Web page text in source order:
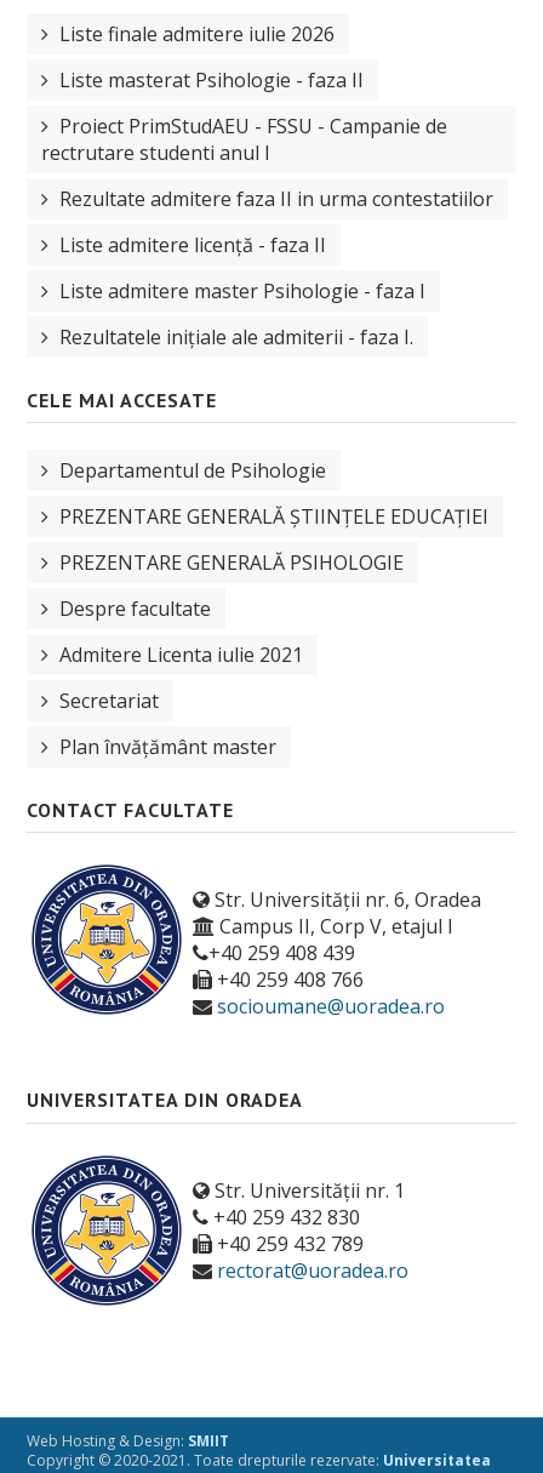
ADMITERE
Liste finale admitere iulie 2026
Liste masterat Psihologie - faza II
Proiect PrimStudAEU - FSSU - Campanie de
rectrutare studenti anul I
Rezultate admitere faza II in urma contestatiilor
Liste admitere licență - faza II
Liste admitere master Psihologie - faza I
Rezultatele inițiale ale admiterii - faza I.
CELE MAI ACCESATE
Departamentul de Psihologie
PREZENTARE GENERALĂ ȘTIINȚELE EDUCAȚIEI
PREZENTARE GENERALĂ PSIHOLOGIE
Despre facultate
Admitere Licenta iulie 2021
Secretariat
Plan învățământ master
CONTACT FACULTATE
Str. Universității nr. 6, Oradea
Campus II, Corp V, etajul I
+40 259 408 439
+40 259 408 766
socioumane@uoradea.ro
UNIVERSITATEA DIN ORADEA
Str. Universității nr. 1
+40 259 432 830
+40 259 432 789
rectorat@uoradea.ro
Web Hosting & Design: SMIIT
Copyright © 2020-2021. Toate drepturile rezervate: Universitatea